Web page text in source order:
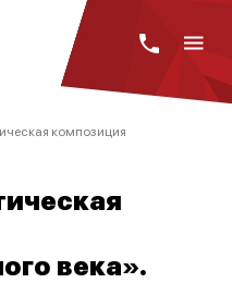
композиция
века».